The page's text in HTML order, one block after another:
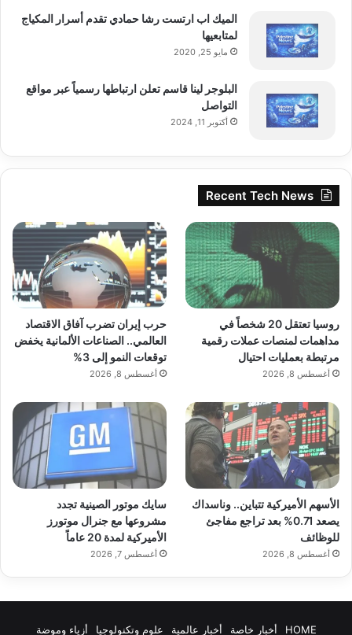
الميك اب ارتست رشا حمادي تقدم أسرار المكياج
لمتابعيها
مايو 25, 2020
البلوجر لينا قاسم تعلن ارتباطها رسمياً عبر مواقع
التواصل
أكتوبر 11, 2024
Recent Tech News
روسيا تعتقل 20 شخصاً في
مداهمات لمنصات عملات رقمية
مرتبطة بعمليات احتيال
أغسطس 8, 2026
حرب إيران تضرب آفاق الاقتصاد
العالمي.. الصناعات الألمانية يخفض
توقعات النمو إلى 3%
أغسطس 8, 2026
الأسهم الأميركية تتباين.. وناسداك
يصعد 0.71% بعد تراجع مفاجئ
للوظائف
أغسطس 8, 2026
سايك موتور الصينية تجدد
مشروعها مع جنرال موتورز
الأميركية لمدة 20 عاماً
أغسطس 7, 2026
HOME أخبار خاصة أخبار عالمية علوم وتكنولوجيا أزياء وموضة